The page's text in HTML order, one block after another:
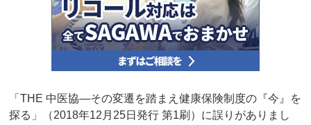
「THE 中医協―その変遷を踏まえ健康保険制度の『今』を
探る」（2018年12月25日発行 第1刷）に誤りがありまし